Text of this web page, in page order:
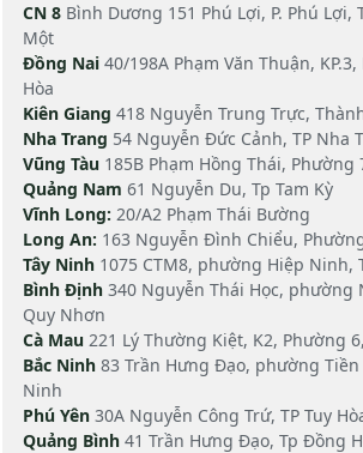
CN 8 Bình Dương 151 Phú Lợi, P. Phú Lợi,
Một
Đồng Nai 40/198A Phạm Văn Thuận, KP.3,
Hòa
Kiên Giang 418 Nguyễn Trung Trực,
Nha Trang 54 Nguyễn Đức Cảnh, TP Nha
Vũng Tàu 185B Phạm Hồng Thái, Phường
Quảng Nam 61 Nguyễn Du, Tp Tam Kỳ
Vĩnh Long: 20/A2 Phạm Thái Bường
Long An: 163 Nguyễn Đình Chiểu,
Tây Ninh 1075 CTM8, phường Hiệp Ninh,
Bình Định 340 Nguyễn Thái Học, phường
Quy Nhơn
Cà Mau 221 Lý Thường Kiệt, K2, Phường
Bắc Ninh 83 Trần Hưng Đạo, phường Tiền
Ninh
Phú Yên 30A Nguyễn Công Trứ, TP Tuy
Quảng Bình 41 Trần Hưng Đạo, Tp Đồng